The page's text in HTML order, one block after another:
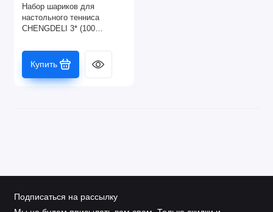
Набор шариков для
настольного тенниса
CHENGDELI 3* (100
Купить
Подписаться на рассылку